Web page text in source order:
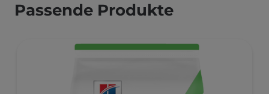
Passende Produkte